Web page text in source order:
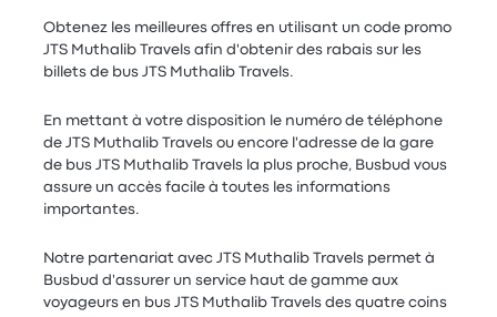
Obtenez les meilleures offres en utilisant un code promo
JTS Muthalib Travels afin d'obtenir des rabais sur les
billets de bus JTS Muthalib Travels.
En mettant à votre disposition le numéro de téléphone
de JTS Muthalib Travels ou encore l'adresse de la gare
de bus JTS Muthalib Travels la plus proche, Busbud vous
assure un accès facile à toutes les informations
importantes.
Notre partenariat avec JTS Muthalib Travels permet à
Busbud d'assurer un service haut de gamme aux
voyageurs en bus JTS Muthalib Travels des quatre coins